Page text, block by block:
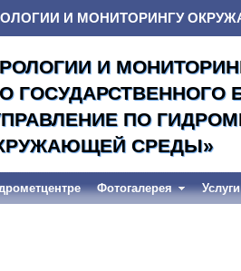
И МОНИТОРИНГУ
И
ГОСУДАРСТВЕННОГО
ПО
СРЕДЫ»
Фотогалерея Услуги